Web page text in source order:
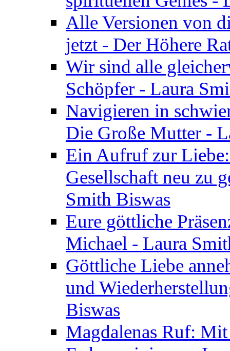
Alle Versionen von
jetzt - Der Höhere
Wir sind alle
Schöpfer - Laura
Navigieren in
Die Große Mutter -
Ein Aufruf zur
Gesellschaft neu zu
Smith Biswas
Eure göttliche
Michael - Laura
Göttliche Liebe
und
Biswas
Magdalenas Ruf: